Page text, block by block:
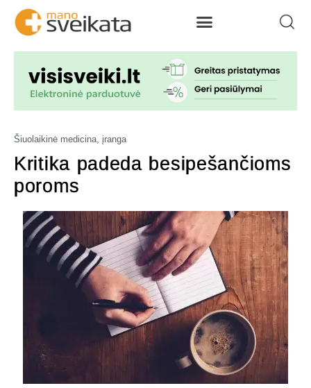
Šiuolaikinė medicina, įranga
Kritika padeda besipešančioms
poroms